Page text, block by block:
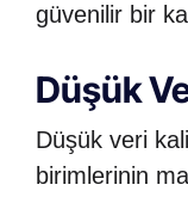
güvenilir bir
Düşük
Düşük veri
birimlerinin